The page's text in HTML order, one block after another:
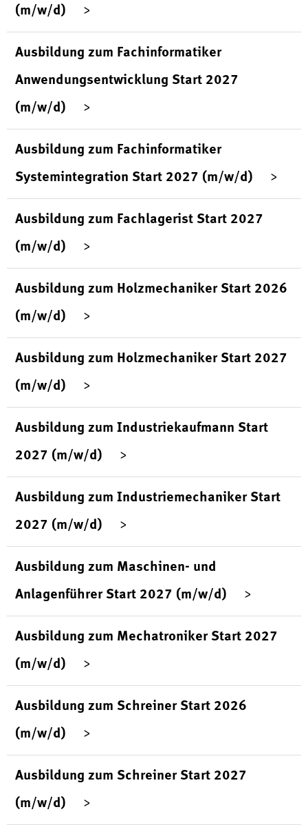
(m/w/d)
Ausbildung zum Fachinformatiker
Anwendungsentwicklung Start 2027
(m/w/d)
Ausbildung zum Fachinformatiker
Systemintegration Start 2027 (m/w/d)
Ausbildung zum Fachlagerist Start 2027
(m/w/d)
Ausbildung zum Holzmechaniker Start 2026
(m/w/d)
Ausbildung zum Holzmechaniker Start 2027
(m/w/d)
Ausbildung zum Industriekaufmann Start
2027 (m/w/d)
Ausbildung zum Industriemechaniker Start
2027 (m/w/d)
Ausbildung zum Maschinen- und
Anlagenführer Start 2027 (m/w/d)
Ausbildung zum Mechatroniker Start 2027
(m/w/d)
Ausbildung zum Schreiner Start 2026
(m/w/d)
Ausbildung zum Schreiner Start 2027
(m/w/d)